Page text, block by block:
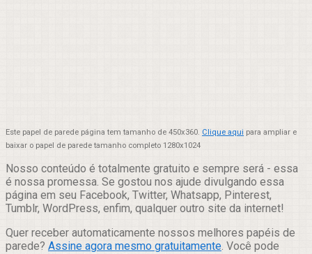
Este papel de parede página tem tamanho de 450x360. Clique aqui para ampliar e
baixar o papel de parede tamanho completo 1280x1024
Nosso conteúdo é totalmente gratuito e sempre será - essa
é nossa promessa. Se gostou nos ajude divulgando essa
página em seu Facebook, Twitter, Whatsapp, Pinterest,
Tumblr, WordPress, enfim, qualquer outro site da internet!
Quer receber automaticamente nossos melhores papéis de
parede? Assine agora mesmo gratuitamente. Você pode